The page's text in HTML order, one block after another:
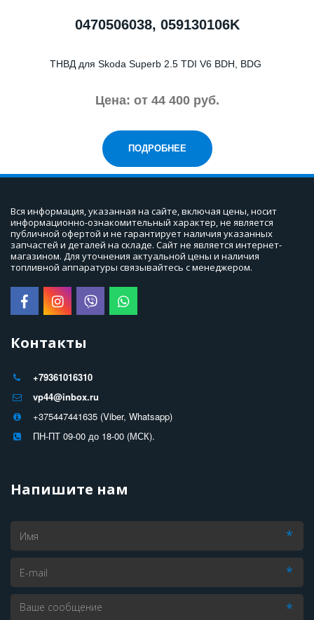
0470506038, 059130106K
ТНВД для Skoda Superb 2.5 TDI V6 BDH, BDG
Цена: от 44 400 руб.
ПОДРОБНЕЕ
Вся информация, указанная на сайте, включая цены, носит
информационно-ознакомительный характер, не является
публичной офертой и не гарантирует наличия указанных
запчастей и деталей на складе. Сайт не является интернет-
магазином. Для уточнения актуальной цены и наличия
топливной аппаратуры связывайтесь с менеджером.
Контакты
+79361016310
vp44@inbox.ru
+375447441635 (Viber, Whatsapp)
ПН-ПТ 09-00 до 18-00 (МСК).
Напишите нам
*
*
*